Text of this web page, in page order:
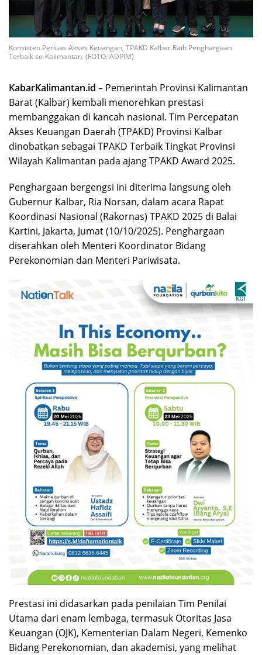
Konsisten Perluas Akses Keuangan, TPAKD Kalbar Raih Penghargaan
Terbaik se-Kalimantan. (FOTO: ADPIM)
KabarKalimantan.id – Pemerintah Provinsi Kalimantan
Barat (Kalbar) kembali menorehkan prestasi
membanggakan di kancah nasional. Tim Percepatan
Akses Keuangan Daerah (TPAKD) Provinsi Kalbar
dinobatkan sebagai TPAKD Terbaik Tingkat Provinsi
Wilayah Kalimantan pada ajang TPAKD Award 2025.
Penghargaan bergengsi ini diterima langsung oleh
Gubernur Kalbar, Ria Norsan, dalam acara Rapat
Koordinasi Nasional (Rakornas) TPAKD 2025 di Balai
Kartini, Jakarta, Jumat (10/10/2025). Penghargaan
diserahkan oleh Menteri Koordinator Bidang
Perekonomian dan Menteri Pariwisata.
Prestasi ini didasarkan pada penilaian Tim Penilai
Utama dari enam lembaga, termasuk Otoritas Jasa
Keuangan (OJK), Kementerian Dalam Negeri, Kemenko
Bidang Perekonomian, dan akademisi, yang melihat